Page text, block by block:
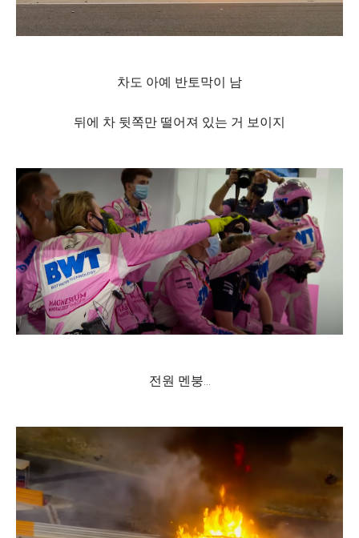
차도 아예 반토막이 남
뒤에 차 뒷쪽만 떨어져 있는 거 보이지
전원 멘붕...